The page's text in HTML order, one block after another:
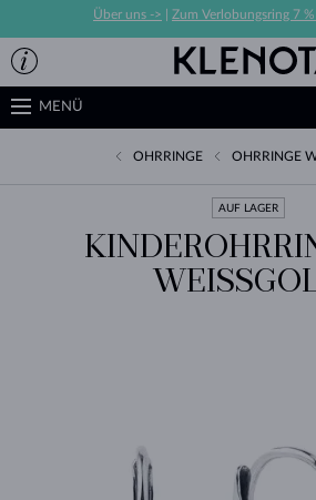
Über uns -> Zum Verlobungsring 7
MENÜ
OHRRINGE OHRRINGE
AUF LAGER